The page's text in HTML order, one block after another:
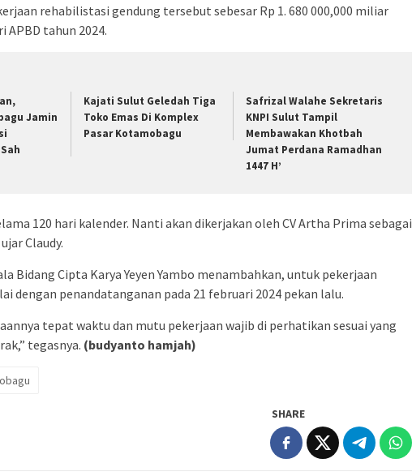
rehabilistasi gendung tersebut sebesar Rp 1. 680 000,000 miliar
APBD tahun 2024.
Jamin
Kajati Sulut Geledah Tiga
Toko Emas Di Komplex
Pasar Kotamobagu
Safrizal Walahe Sekretaris
KNPI Sulut Tampil
Membawakan Khotbah
Jumat Perdana Ramadhan
1447 H’
120 hari kalender. Nanti akan dikerjakan oleh CV Artha Prima sebagai
Claudy.
Bidang Cipta Karya Yeyen Yambo menambahkan, untuk pekerjaan
dengan penandatanganan pada 21 februari 2024 pekan lalu.
tepat waktu dan mutu pekerjaan wajib di perhatikan sesuai yang
tegasnya. (budyanto hamjah)
SHARE